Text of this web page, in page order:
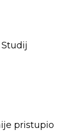
pristupio